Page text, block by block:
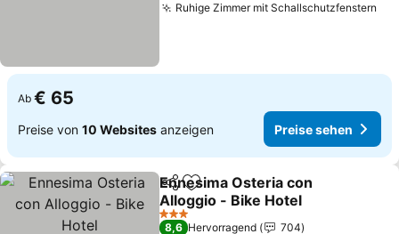
Ruhige Zimmer mit Schallschutzfenstern
Ab € 65
Preise von 10 Websites anzeigen Preise sehen
TeilenZu Favoriten hinzufügen
Ennesima Osteria con
Alloggio - Bike Hotel
Preise sehen
3 Sterne
8,6 Hervorragend
704